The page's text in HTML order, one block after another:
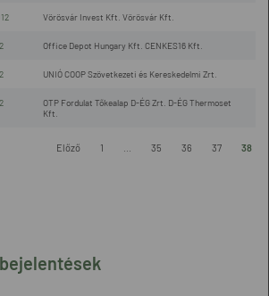
Vörösvár Invest Kft. Vörösvár Kft.
Office Depot Hungary Kft. CENKES16 Kft.
UNIÓ COOP Szövetkezeti és Kereskedelmi Zrt.
OTP Fordulat Tőkealap D-ÉG Zrt. D-ÉG Thermoset
Kft.
Előző 1 35 36 37 38